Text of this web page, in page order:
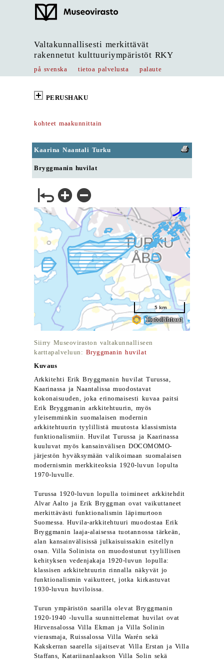
Valtakunnallisesti merkittävät
rakennetut kulttuuriympäristöt RKY
på svenska tietoa palvelusta palaute
PERUSHAKU
kohteet maakunnittain
Kaarina Naantali Turku
Bryggmanin huvilat
Siirry Museoviraston valtakunnalliseen
karttapalveluun: Bryggmanin huvilat
Kuvaus
Arkkitehti Erik Bryggmanin huvilat Turussa,
Kaarinassa ja Naantalissa muodostavat
kokonaisuuden, joka erinomaisesti kuvaa paitsi
Erik Bryggmanin arkkitehtuurin, myös
yleisemminkin suomalaisen modernin
arkkitehtuurin tyylillistä muutosta klassismista
funktionalismiin. Huvilat Turussa ja Kaarinassa
kuuluvat myös kansainvälisen DOCOMOMO-
järjestön hyväksymään valikoimaan suomalaisen
modernismin merkkiteoksia 1920-luvun lopulta
1970-luvulle.
Turussa 1920-luvun lopulla toimineet arkkitehdit
Alvar Aalto ja Erik Bryggman ovat vaikuttaneet
merkittävästi funktionalismin läpimurtoon
Suomessa. Huvila-arkkitehtuuri muodostaa Erik
Bryggmanin laaja-alaisessa tuotannossa tärkeän,
alan kansainvälisissä julkaisuissakin esitellyn
osan. Villa Solinista on muodostunut tyylillisen
kehityksen vedenjakaja 1920-luvun lopulla:
klassisen arkkitehtuurin rinnalla näkyvät jo
funktionalismin vaikutteet, jotka kirkastuvat
1930-luvun huviloissa.
Turun ympäristön saarilla olevat Bryggmanin
1920-1940 -luvulla suunnittelemat huvilat ovat
Hirvensalossa Villa Ekman ja Villa Solinin
vierasmaja, Ruissalossa Villa Warén sekä
Kakskerran saarella sijaitsevat Villa Erstan ja Villa
Staffans, Katariinanlaakson Villa Solin sekä